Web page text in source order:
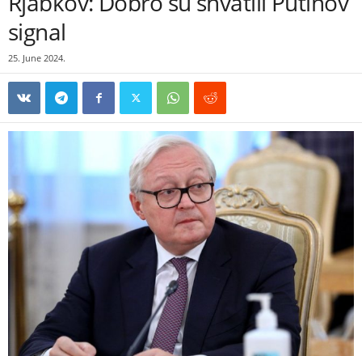
signal
25. June 2024.